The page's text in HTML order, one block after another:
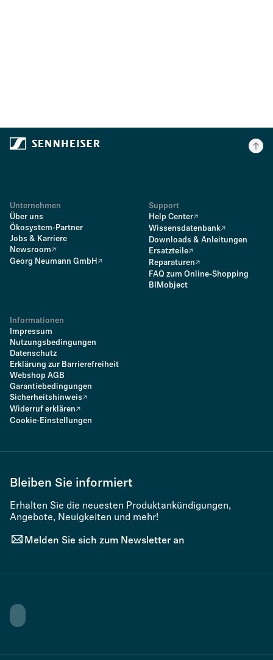
Unternehmen
Über uns
Ökosystem-Partner
Jobs & Karriere
Newsroom
Georg Neumann GmbH
Support
Help Center
Wissensdatenbank
Downloads & Anleitungen
Ersatzteile
Reparaturen
FAQ zum Online-Shopping
BIMobject
Informationen
Impressum
Nutzungsbedingungen
Datenschutz
Erklärung zur Barrierefreiheit
Webshop AGB
Garantiebedingungen
Sicherheitshinweis
Widerruf erklären
Cookie-Einstellungen
Bleiben Sie informiert
Erhalten Sie die neuesten Produktankündigungen,
Angebote, Neuigkeiten und mehr!
Melden Sie sich zum Newsletter an